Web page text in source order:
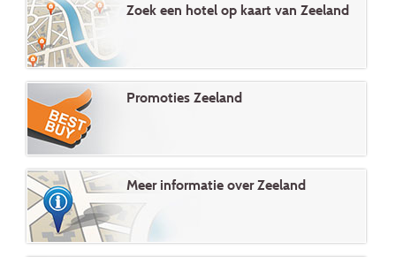
Zoek een hotel op kaart van Zeeland
Promoties Zeeland
Meer informatie over Zeeland